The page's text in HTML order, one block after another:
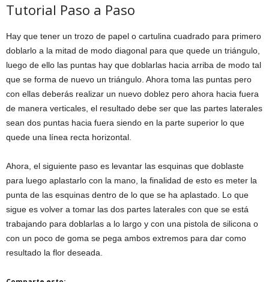
Tutorial Paso a Paso
Hay que tener un trozo de papel o cartulina cuadrado para primero
doblarlo a la mitad de modo diagonal para que quede un triángulo,
luego de ello las puntas hay que doblarlas hacia arriba de modo tal
que se forma de nuevo un triángulo. Ahora toma las puntas pero
con ellas deberás realizar un nuevo doblez pero ahora hacia fuera
de manera verticales, el resultado debe ser que las partes laterales
sean dos puntas hacia fuera siendo en la parte superior lo que
quede una línea recta horizontal.
Ahora, el siguiente paso es levantar las esquinas que doblaste
para luego aplastarlo con la mano, la finalidad de esto es meter la
punta de las esquinas dentro de lo que se ha aplastado. Lo que
sigue es volver a tomar las dos partes laterales con que se está
trabajando para doblarlas a lo largo y con una pistola de silicona o
con un poco de goma se pega ambos extremos para dar como
resultado la flor deseada.